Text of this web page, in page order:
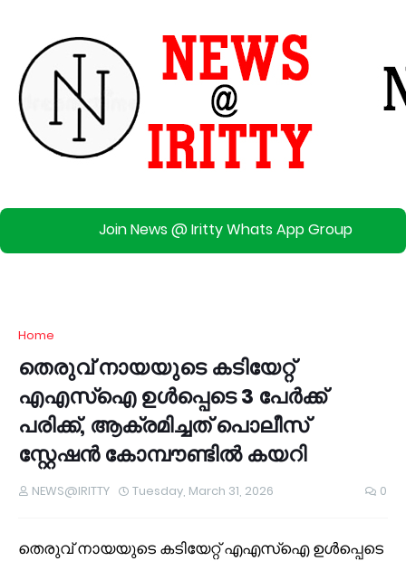
Join News @ Iritty Whats App Group
Home
തെരുവ് നായയുടെ കടിയേറ്റ്
എഎസ്‌ഐ ഉള്‍പ്പെടെ 3 പേര്‍ക്ക്
പരിക്ക്, ആക്രമിച്ചത് പൊലീസ്
സ്റ്റേഷന്‍ കോമ്പൗണ്ടില്‍ കയറി
NEWS@IRITTY Tuesday, March 31, 2026 0
തെരുവ് നായയുടെ കടിയേറ്റ് എഎസ്‌ഐ ഉള്‍പ്പെടെ